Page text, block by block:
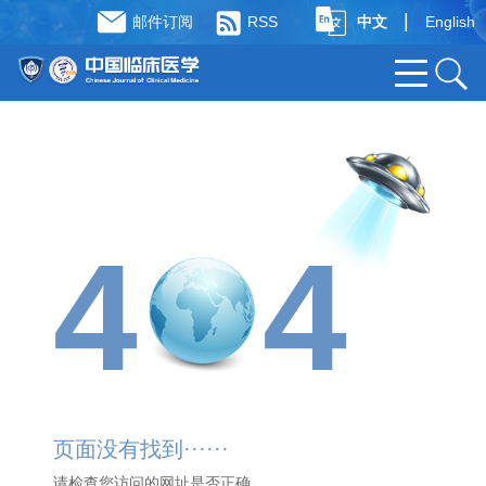
邮件订阅 RSS 中文 | English
4 4
页面没有找到······